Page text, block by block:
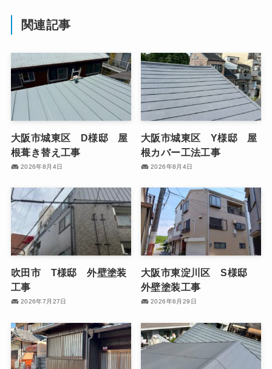
関連記事
大阪市城東区 D様邸 屋
根葺き替え工事
2026年8月4日
大阪市城東区 Y様邸 屋
根カバー工法工事
2026年8月4日
吹田市 T様邸 外壁塗装
工事
2026年7月27日
大阪市東淀川区 S様邸
外壁塗装工事
2026年6月29日